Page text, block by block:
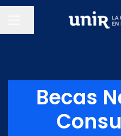
Compartir página
Becas